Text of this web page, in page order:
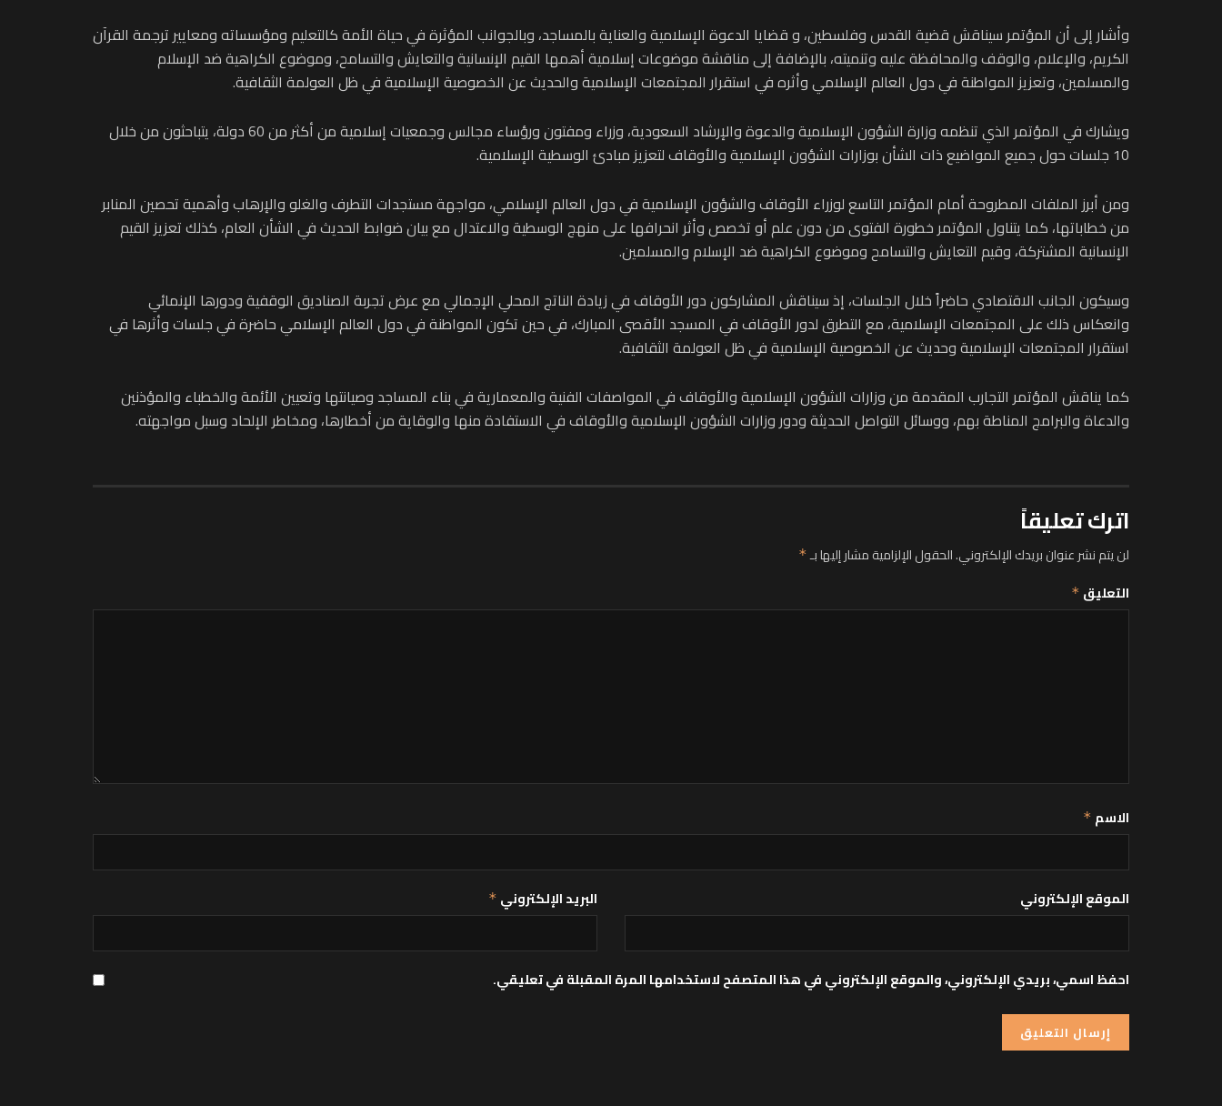
وأشار إلى أن المؤتمر سيناقش قضية القدس وفلسطين، و قضايا الدعوة الإسلامية والعناية بالمساجد، وبالجوانب المؤثرة في حياة الأمة كالتعليم ومؤسساته ومعايير ترجمة القرآن
الكريم، والإعلام، والوقف والمحافظة عليه وتنميته، بالإضافة إلى مناقشة موضوعات إسلامية أهمها القيم الإنسانية والتعايش والتسامح، وموضوع الكراهية ضد الإسلام
والمسلمين، وتعزيز المواطنة في دول العالم الإسلامي وأثره في استقرار المجتمعات الإسلامية والحديث عن الخصوصية الإسلامية في ظل العولمة الثقافية.
ويشارك في المؤتمر الذي تنظمه وزارة الشؤون الإسلامية والدعوة والإرشاد السعودية، وزراء ومفتون ورؤساء مجالس وجمعيات إسلامية من أكثر من 60 دولة، يتباحثون من خلال
10 جلسات حول جميع المواضيع ذات الشأن بوزارات الشؤون الإسلامية والأوقاف لتعزيز مبادئ الوسطية الإسلامية.
ومن أبرز الملفات المطروحة أمام المؤتمر التاسع لوزراء الأوقاف والشؤون الإسلامية في دول العالم الإسلامي، مواجهة مستجدات التطرف والغلو والإرهاب وأهمية تحصين المنابر
من خطاباتها، كما يتناول المؤتمر خطورة الفتوى من دون علم أو تخصص وأثر انحرافها على منهج الوسطية والاعتدال مع بيان ضوابط الحديث في الشأن العام، كذلك تعزيز القيم
الإنسانية المشتركة، وقيم التعايش والتسامح وموضوع الكراهية ضد الإسلام والمسلمين.
وسيكون الجانب الاقتصادي حاضراً خلال الجلسات، إذ سيناقش المشاركون دور الأوقاف في زيادة الناتج المحلي الإجمالي مع عرض تجربة الصناديق الوقفية ودورها الإنمائي
وانعكاس ذلك على المجتمعات الإسلامية، مع التطرق لدور الأوقاف في المسجد الأقصى المبارك، في حين تكون المواطنة في دول العالم الإسلامي حاضرة في جلسات وأثرها في
استقرار المجتمعات الإسلامية وحديث عن الخصوصية الإسلامية في ظل العولمة الثقافية.
كما يناقش المؤتمر التجارب المقدمة من وزارات الشؤون الإسلامية والأوقاف في المواصفات الفنية والمعمارية في بناء المساجد وصيانتها وتعيين الأئمة والخطباء والمؤذنين
والدعاة والبرامج المناطة بهم، ووسائل التواصل الحديثة ودور وزارات الشؤون الإسلامية والأوقاف في الاستفادة منها والوقاية من أخطارها، ومخاطر الإلحاد وسبل مواجهته.
اترك تعليقاً
لن يتم نشر عنوان بريدك الإلكتروني.الحقول الإلزامية مشار إليها بـ*
التعليق *
الاسم *
البريد الإلكتروني * الموقع الإلكتروني
احفظ اسمي، بريدي الإلكتروني، والموقع الإلكتروني في هذا المتصفح لاستخدامها المرة المقبلة في تعليقي.